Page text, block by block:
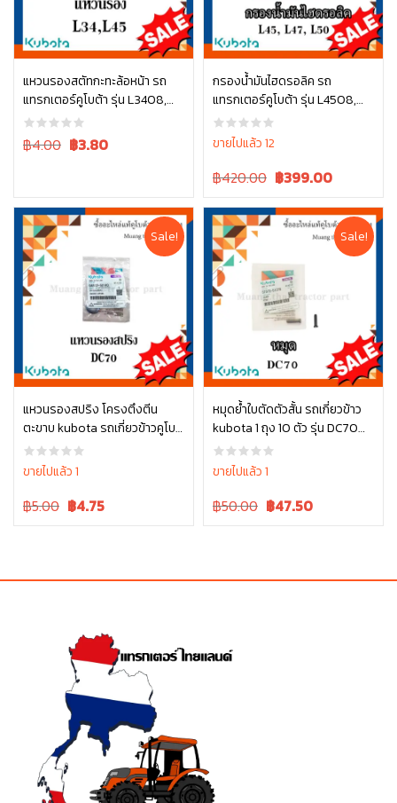
แหวนรองสตัทกะทะล้อหน้า รถ
แทรกเตอร์คูโบต้า รุ่น L3408,
L4508 04013-60140
Original
฿4.00 Current
฿3.80
หยิบใส่ตะกร้า
กรองน้ำมันไฮดรอลิค รถ
แทรกเตอร์คูโบต้า รุ่น L4508,
L4708, L5018 , W9501-45101
ขายไปแล้ว 12
Original
was:
฿420.00.
฿420.00 Current
is:
฿420.00.
฿399.00
หยิบใส่ตะกร้า
Sale!
แหวนรองสปริง โครงตึงตีน
ตะขาบ kubota รถเกี่ยวข้าวคูโบต้
า รุ่น DC70 04512-50140
ขายไปแล้ว 1
Original
฿5.00 Current
฿4.75
หยิบใส่ตะกร้า
Sale!
หมุดย้ำใบตัดตัวสั้น รถเกี่ยวข้าว
kubota 1 ถุง 10 ตัว รุ่น DC70
5T072-51380
ขายไปแล้ว 1
Original
฿50.00 Current
฿47.50
หยิบใส่ตะกร้า